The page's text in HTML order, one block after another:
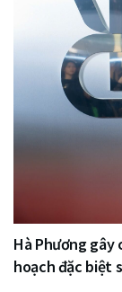
Hà Phương gây
hoạch đặc biệt